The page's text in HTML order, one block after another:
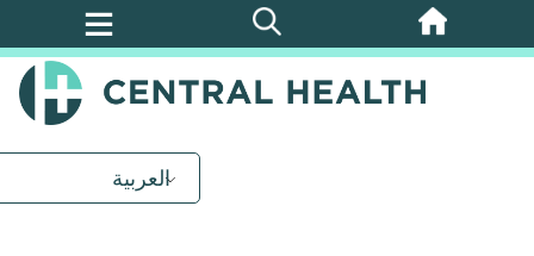
تخطي
العربية